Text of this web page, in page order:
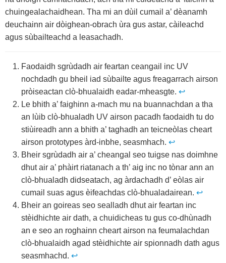
chuingealachaidhean. Tha mi an dùil cumail a’ dèanamh
deuchainn air dòighean-obrach ùra gus astar, càileachd
agus sùbailteachd a leasachadh.
Faodaidh sgrùdadh air feartan ceangail inc UV
nochdadh gu bheil iad sùbailte agus freagarrach airson
pròiseactan clò-bhualaidh eadar-mheasgte. ↩
Le bhith a’ faighinn a-mach mu na buannachdan a tha
an lùib clò-bhualadh UV airson pacadh faodaidh tu do
stiùireadh ann a bhith a’ taghadh an teicneòlas cheart
airson prototypes àrd-inbhe, seasmhach. ↩
Bheir sgrùdadh air a’ cheangal seo tuigse nas doimhne
dhut air a’ phàirt riatanach a th’ aig inc no tònar ann an
clò-bhualadh didseatach, ag àrdachadh d’ eòlas air
cumail suas agus èifeachdas clò-bhualadairean. ↩
Bheir an goireas seo sealladh dhut air feartan inc
stèidhichte air dath, a chuidicheas tu gus co-dhùnadh
an e seo an roghainn cheart airson na feumalachdan
clò-bhualaidh agad stèidhichte air spionnadh dath agus
seasmhachd. ↩